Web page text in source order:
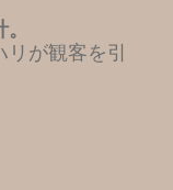
が観客を引